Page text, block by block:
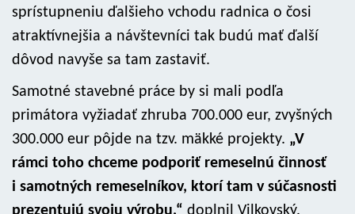
sprístupneniu ďalšieho vchodu radnica o čosi
atraktívnejšia a návštevníci tak budú mať ďalší
dôvod navyše sa tam zastaviť.
Samotné stavebné práce by si mali podľa
primátora vyžiadať zhruba 700.000 eur, zvyšných
300.000 eur pôjde na tzv. mäkké projekty. „V
rámci toho chceme podporiť remeselnú činnosť
i samotných remeselníkov, ktorí tam v súčasnosti
prezentujú svoju výrobu,“ doplnil Vilkovský.